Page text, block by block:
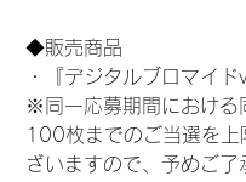
◆販売商品
・『デジタルブロマイ
※同一応募期間における
100枚までのご当選を上
ざいますので、予めご了